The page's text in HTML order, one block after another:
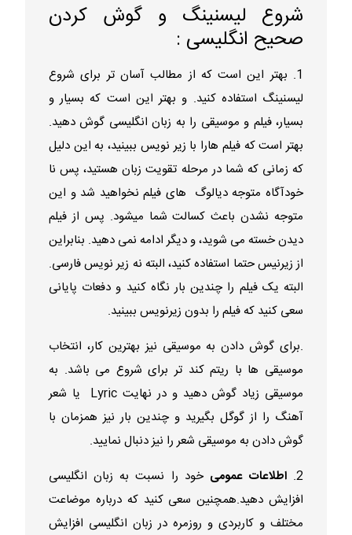
شروع لیسنینگ و گوش کردن
صحیح انگلیسی :
1. بهتر این است که از مطالب آسان تر برای شروع
لیسنینگ استفاده کنید. و بهتر این است که بسیار و
بسیار، فیلم و موسیقی را به زبان انگلیسی گوش دهید.
بهتر است که فیلم هارا با زیر نویس ببینید، به این دلیل
که زمانی که شما در مرحله تقویت زبان هستید، پس نا
خودآگاه متوجه دیالوگ های فیلم نخواهید شد و این
متوجه نشدن باعث کسالت شما میشود. پس از فیلم
دیدن خسته می شوید، و دیگر ادامه نمی دهید. بنابراین
از زیرنیس حتما استفاده کنید، البته نه زیر نویس فارسی.
البته یک فیلم را چندین بار نگاه کنید و دفعات پایانی
سعی کنید که فیلم را بدون زیرنویس ببینید.
.برای گوش دادن به موسیقی نیز بهترین کار، انتخاب
موسیقی ها با ریتم کند تر برای شروع می باشد. به
موسیقی زیاد گوش دهید و در نهایت Lyric یا شعر
آهنگ را از گوگل بگیرید و چندین بار نیز همزمان با
گوش دادن به موسیقی شعر را نیز دنبال نمایید.
2. اطلاعات عمومی خود را نسبت به زبان انگلیسی
افزایش دهید.همچنین سعی کنید که درباره موضاعت
مختلف و کاربردی و روزمره در زبان انگلیسی افزایش